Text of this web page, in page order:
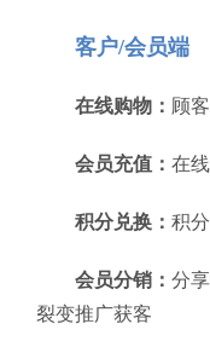
客户/会员端
在线购物： 顾
会员充值： 在
积分兑换： 积
会员分销： 分
裂变推广获客